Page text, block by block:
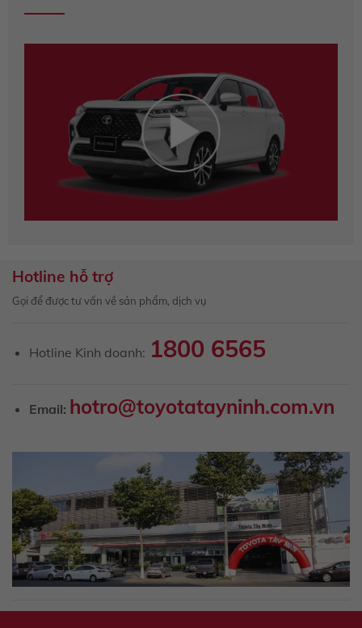
Hotline hỗ trợ
Gọi để được tư vấn về sản phẩm, dịch vụ
Hotline Kinh doanh: 1800 6565
Email: hotro@toyotatayninh.com.vn